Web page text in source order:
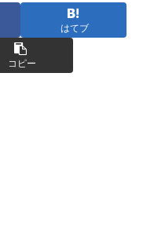
はてブ
コピー